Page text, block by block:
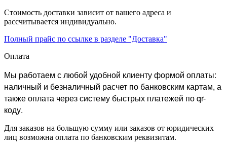
Стоимость доставки зависит от вашего адреса и
рассчитывается индивидуально.
Полный прайс по ссылке в разделе "Доставка"
Оплата
Мы работаем с любой удобной клиенту формой оплаты:
наличный и безналичный расчет по банковским картам, а
также оплата через систему быстрых платежей по qr-
коду.
Для заказов на большую сумму или заказов от юридических
лиц возможна оплата по банковским реквизитам.